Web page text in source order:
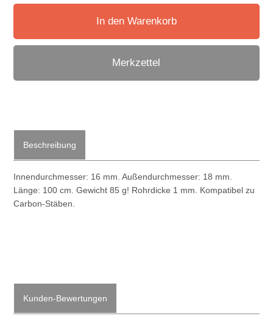
In den Warenkorb
Merkzettel
Beschreibung
Innendurchmesser: 16 mm. Außendurchmesser: 18 mm.
Länge: 100 cm. Gewicht 85 g! Rohrdicke 1 mm. Kompatibel zu
Carbon-Stäben.
Kunden-Bewertungen